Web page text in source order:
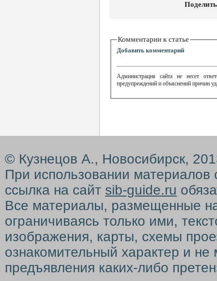
Комментарии к статье
Добавить комментарий
Администрация сайта не несет
предупреждений и объяснений причин
© Кузнецов А., Новосибирск,
При использовании материалов
ссылка на сайт sib-guide.ru
Все материалы, размещенные
ограничиваясь только ими,
изображения, карты, схемы
ознакомительный характер и
предъявления каких-либо